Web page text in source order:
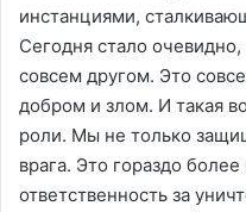
инстанциями,
Сегодня стало
совсем другом. Это
добром и злом. И такая
роли. Мы не только
врага. Это гораздо
ответственность за